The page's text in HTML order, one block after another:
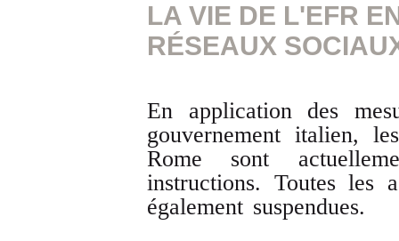
LA VIE DE L'EFR
RÉSEAUX
En application des
gouvernement italien,
Rome sont
instructions. Toutes les
également suspendues.